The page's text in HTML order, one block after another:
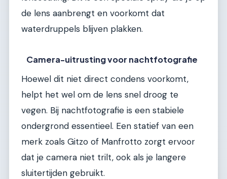
de lens aanbrengt en voorkomt dat
waterdruppels blijven plakken.
Camera-uitrusting voor nachtfotografie
Hoewel dit niet direct condens voorkomt,
helpt het wel om de lens snel droog te
vegen. Bij nachtfotografie is een stabiele
ondergrond essentieel. Een statief van een
merk zoals Gitzo of Manfrotto zorgt ervoor
dat je camera niet trilt, ook als je langere
sluitertijden gebruikt.